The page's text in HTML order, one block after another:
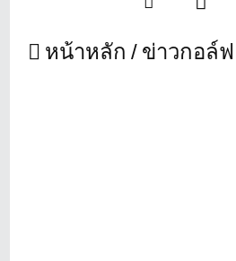
หน้าหลัก ข่าวกอล์ฟ